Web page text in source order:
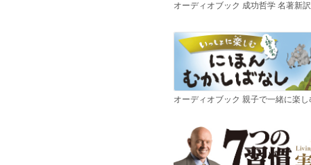
オーディオブック 成功哲学 名著新
オーディオブック 親子で一緒に楽